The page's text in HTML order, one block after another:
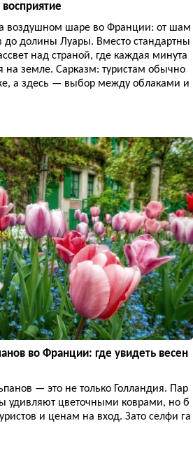
воздушном шаре во Франции: от шам
до долины Луары. Вместо стандартны
над страной, где каждая минута
на земле. Сарказм: туристам обычно
а здесь — выбор между облаками и
во Франции: где увидеть весен
— это не только Голландия. Пар
удивляют цветочными коврами, но б
и ценам на вход. Зато селфи га